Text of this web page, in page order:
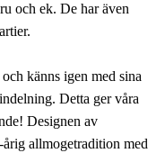
och ek. De har även
känns igen med sina
Detta ger våra
Designen av
allmogetradition med